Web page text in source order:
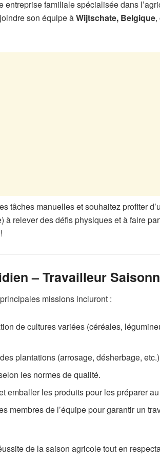
entreprise familiale spécialisée dans
son équipe àWijtschate, Belgique,
tâches manuelles et souhaitez profiter
relever des défis physiques et à faire
– Travailleur
missions incluront :
de cultures variées (céréales,
plantations (arrosage, désherbage,
les normes de qualité.
emballer les produits pour les préparer
membres de l’équipe pour garantir un
de la saison agricole tout en